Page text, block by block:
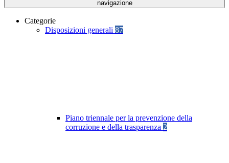
navigazione
Categorie
Disposizioni generali 87
Piano triennale per la prevenzione della
corruzione e della trasparenza 2